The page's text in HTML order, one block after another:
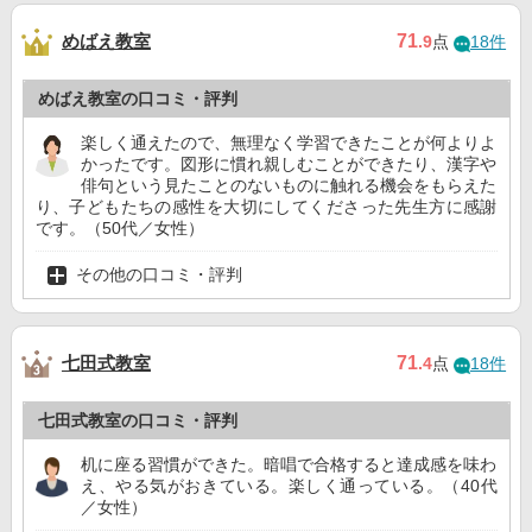
めばえ教室 71.9点 18件
めばえ教室の口コミ・評判
楽しく通えたので、無理なく学習できたことが何よりよ
かったです。図形に慣れ親しむことができたり、漢字や
俳句という見たことのないものに触れる機会をもらえた
り、子どもたちの感性を大切にしてくださった先生方に感謝
です。（50代／女性）
その他の口コミ・評判
七田式教室 71.4点 18件
七田式教室の口コミ・評判
机に座る習慣ができた。暗唱で合格すると達成感を味わ
え、やる気がおきている。楽しく通っている。（40代
／女性）